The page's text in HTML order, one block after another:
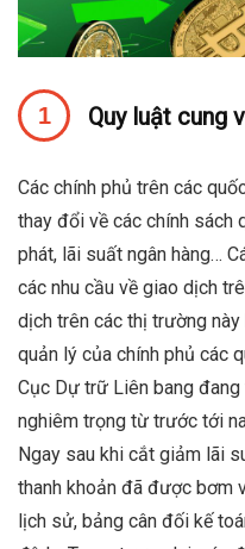
Quy luật cung
Các chính phủ trên các
thay đổi về các chính sách
phát, lãi suất ngân hàng…
các nhu cầu về giao dịch
dịch trên các thị trường
quản lý của chính phủ các
Cục Dự trữ Liên bang
nghiêm trọng từ trước tới
Ngay sau khi cắt giảm lãi
thanh khoản đã được bơm
lịch sử, bảng cân đối kế